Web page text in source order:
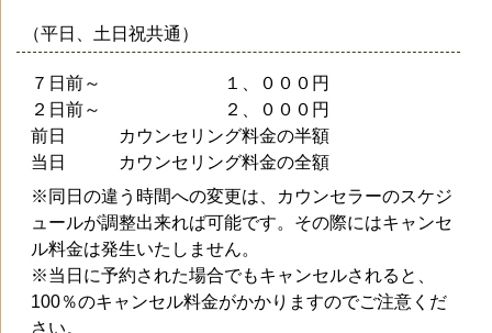
（平日、土日祝共通）
７日前～ １、０００円
２日前～ ２、０００円
前日 カウンセリング料金の半額
当日 カウンセリング料金の全額
※同日の違う時間への変更は、カウンセラーのスケジ
ュールが調整出来れば可能です。その際にはキャンセ
ル料金は発生いたしません。
※当日に予約された場合でもキャンセルされると、
100％のキャンセル料金がかかりますのでご注意くだ
さい。